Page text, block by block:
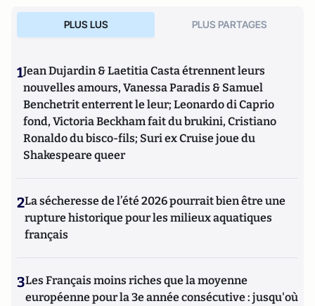
PLUS LUS PLUS PARTAGES
1Jean Dujardin & Laetitia Casta étrennent leurs
nouvelles amours, Vanessa Paradis & Samuel
Benchetrit enterrent le leur; Leonardo di Caprio
fond, Victoria Beckham fait du brukini, Cristiano
Ronaldo du bisco-fils; Suri ex Cruise joue du
Shakespeare queer
2La sécheresse de l’été 2026 pourrait bien être une
rupture historique pour les milieux aquatiques
français
3Les Français moins riches que la moyenne
européenne pour la 3e année consécutive : jusqu'où